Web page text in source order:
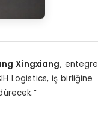
Xingxiang, entegre
Logistics, iş birliğine